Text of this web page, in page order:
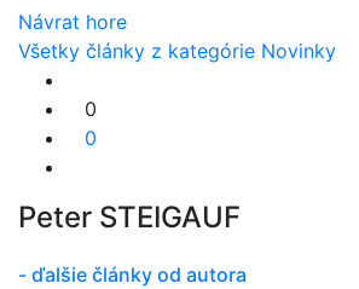
Návrat hore
Všetky články z kategórie Novinky
0
0
Peter STEIGAUF
- ďalšie články od autora